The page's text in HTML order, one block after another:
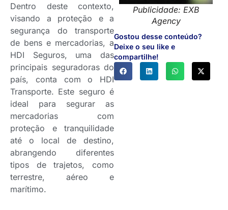
Publicidade: EXB
Agency
Gostou desse conteúdo?
Deixe o seu like e
compartilhe!
Dentro deste contexto,
visando a proteção e a
segurança do transporte
de bens e mercadorias, a
HDI Seguros, uma das
principais seguradoras do
país, conta com o HDI
Transporte. Este seguro é
ideal para segurar as
mercadorias com
proteção e tranquilidade
até o local de destino,
abrangendo diferentes
tipos de trajetos, como
terrestre, aéreo e
marítimo.